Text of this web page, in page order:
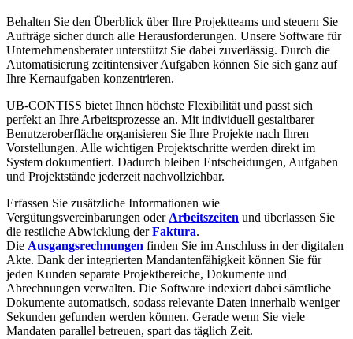
Behalten Sie den Überblick über Ihre Projektteams und steuern Sie
Aufträge sicher durch alle Herausforderungen. Unsere Software für
Unternehmensberater unterstützt Sie dabei zuverlässig. Durch die
Automatisierung zeitintensiver Aufgaben können Sie sich ganz auf
Ihre Kernaufgaben konzentrieren.
UB-CONTISS bietet Ihnen höchste Flexibilität und passt sich
perfekt an Ihre Arbeitsprozesse an. Mit individuell gestaltbarer
Benutzeroberfläche organisieren Sie Ihre Projekte nach Ihren
Vorstellungen. Alle wichtigen Projektschritte werden direkt im
System dokumentiert. Dadurch bleiben Entscheidungen, Aufgaben
und Projektstände jederzeit nachvollziehbar.
Erfassen Sie zusätzliche Informationen wie
Vergütungsvereinbarungen oder Arbeitszeiten und überlassen Sie
die restliche Abwicklung derFaktura.
Die Ausgangsrechnungen finden Sie im Anschluss in der digitalen
Akte. Dank der integrierten Mandantenfähigkeit können Sie für
jeden Kunden separate Projektbereiche, Dokumente und
Abrechnungen verwalten. Die Software indexiert dabei sämtliche
Dokumente automatisch, sodass relevante Daten innerhalb weniger
Sekunden gefunden werden können. Gerade wenn Sie viele
Mandaten parallel betreuen, spart das täglich Zeit.